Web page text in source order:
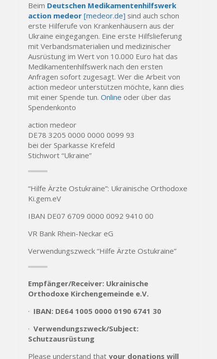
Beim Deutschen Medikamentenhilfswerk
action medeor [medeor.de] sind auch schon
erste Hilferufe von Krankenhäusern aus der
Ukraine eingegangen. Eine erste Hilfslieferung
mit Verbandsmaterialien und medizinischer
Ausrüstung im Wert von 10.000 Euro hat das
Medikamentenhilfswerk nach den ersten
Anfragen sofort zugesagt. Wer die Arbeit von
action medeor unterstützen möchte, kann dies
mit einer Spende tun.Onlineoder über das
Spendenkonto
action medeor
DE78 3205 0000 0000 0099 93
bei der Sparkasse Krefeld
Stichwort “Ukraine”
“Hilfe Ärzte Ostukraine”: Ukrainische Orthodoxe
Ki.gem.eV
IBAN DE07 6709 0000 0092 9410 00
VR Bank Rhein-Neckar eG
Verwendungszweck “Hilfe Ärzte Ostukraine”
Empfänger/Receiver: Ukrainische
Orthodoxe Kirchengemeinde e.V.
· IBAN: DE64 1005 0000 0190 6741 30
·Verwendungszweck/Subject:
Schutzausrüstung
Please understand thatyour donations will